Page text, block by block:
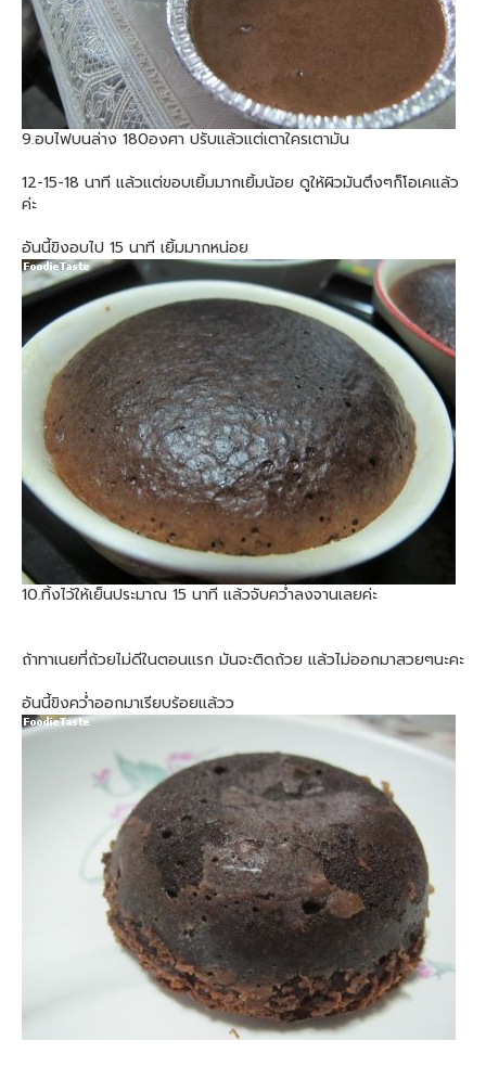
9.อบไฟบนล่าง 180องศา ปรับแล้วแต่เตาใครเตามัน
12-15-18 นาที แล้วแต่ขอบเยิ้มมากเยิ้มน้อย ดูให้ผิวมันตึงๆก็โอเคแล้ว
ค่ะ
อันนี้ขิงอบไป 15 นาที เยิ้มมากหน่อย
10.ทิ้งไว้ให้เย็นประมาณ 15 นาที แล้วจับคว่ำลงจานเลยค่ะ
ถ้าทาเนยที่ถ้วยไม่ดีในตอนแรก มันจะติดถ้วย แล้วไม่ออกมาสวยๆนะคะ
อันนี้ขิงคว่ำออกมาเรียบร้อยแล้วว